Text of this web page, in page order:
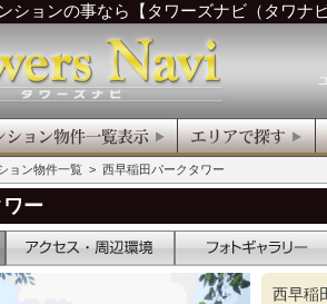
ションの事なら【タワーズナビ（タワナ
ョン物件一覧 > 西早稲田パークタワー
ー
西早稲